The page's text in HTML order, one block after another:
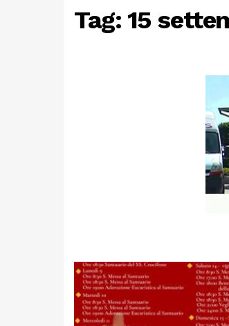
Auto in
Tag: 15